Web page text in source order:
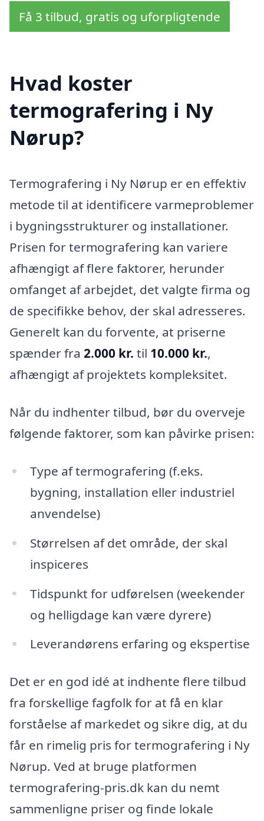
Få 3 tilbud, gratis og uforpligtende
Hvad koster
termografering i Ny
Nørup?
Termografering i Ny Nørup er en effektiv
metode til at identificere varmeproblemer
i bygningsstrukturer og installationer.
Prisen for termografering kan variere
afhængigt af flere faktorer, herunder
omfanget af arbejdet, det valgte firma og
de specifikke behov, der skal adresseres.
Generelt kan du forvente, at priserne
spænder fra 2.000 kr. til 10.000 kr.,
afhængigt af projektets kompleksitet.
Når du indhenter tilbud, bør du overveje
følgende faktorer, som kan påvirke prisen:
Type af termografering (f.eks.
bygning, installation eller industriel
anvendelse)
Størrelsen af det område, der skal
inspiceres
Tidspunkt for udførelsen (weekender
og helligdage kan være dyrere)
Leverandørens erfaring og ekspertise
Det er en god idé at indhente flere tilbud
fra forskellige fagfolk for at få en klar
forståelse af markedet og sikre dig, at du
får en rimelig pris for termografering i Ny
Nørup. Ved at bruge platformen
termografering-pris.dk kan du nemt
sammenligne priser og finde lokale